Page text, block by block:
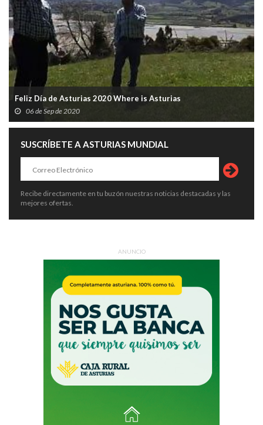
Feliz Día de Asturias 2020 Where is Asturias
06 de Sep de 2020
SUSCRÍBETE A ASTURIAS MUNDIAL
Recibe directamente en tu buzón nuestras noticias destacadas y las
mejores ofertas.
ANUNCIO